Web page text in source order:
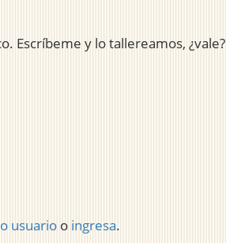
Escríbeme y lo tallereamos, ¿vale?
usuario o ingresa.